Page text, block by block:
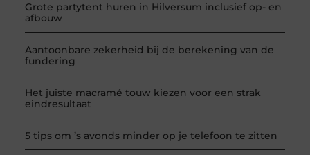
Grote partytent huren in Hilversum inclusief op- en
afbouw
Aantoonbare zekerheid bij de berekening van de
fundering
Het juiste macramé touw kiezen voor een strak
eindresultaat
5 tips om ’s avonds minder op je telefoon te zitten